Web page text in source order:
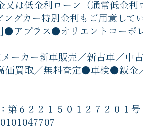
又は低金利ローン（通常低金
グカー特別金利もご用意して
]●アプラス●オリエントコー
ーカー新車販売／新古車／
価買取／無料査定●車検●鈑
第６２２１５０１２７２０１号